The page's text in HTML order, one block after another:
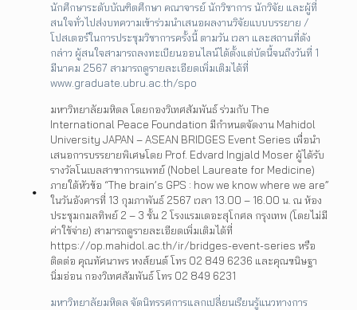
นักศึกษาระดับบัณฑิตศึกษา คณาจารย์ นักวิชาการ นักวิจัย และผู้ที่
สนใจทั่วไปส่งบทความเข้าร่วมนำเสนอผลงานวิจัยแบบบรรยาย /
โปสเตอร์ในการประชุมวิชาการครั้งนี้ ตามวัน เวลา และสถานที่ดัง
กล่าว ผู้สนใจสามารถลงทะเบียนออนไลน์ได้ตั้งแต่บัดนี้จนถึงวันที่ 1
มีนาคม 2567 สามารถดูรายละเอียดเพิ่มเติมได้ที่
www.graduate.ubru.ac.th/spo
มหาวิทยาลัยมหิดล โดยกองวิเทศสัมพันธ์ ร่วมกับ The
International Peace Foundation มีกำหนดจัดงาน Mahidol
University JAPAN – ASEAN BRIDGES Event Series เพื่อนำ
เสนอการบรรยายพิเศษโดย Prof. Edvard Ingjald Moser ผู้ได้รับ
รางวัลโนเบลสาขาการแพทย์ (Nobel Laureate for Medicine)
ภายใต้หัวข้อ “The brain’s GPS : how we know where we are”
ในวันอังคารที่ 13 กุมภาพันธ์ 2567 เวลา 13.00 – 16.00 น. ณ ห้อง
ประชุมกมลทิพย์ 2 – 3 ชั้น 2 โรงแรมเดอะสุโกศล กรุงเทพ (โดยไม่มี
ค่าใช้จ่าย) สามารถดูรายละเอียดเพิ่มเติมได้ที่
https://op.mahidol.ac.th/ir/bridges-event-series หรือ
ติดต่อ คุณทัศนาพร หงส์ยนต์ โทร 02 849 6236 และคุณขนิษฐา
นิ่มอ่อน กองวิเทศสัมพันธ์ โทร 02 849 6231
มหาวิทยาลัยมหิดล จัดนิทรรศการแลกเปลี่ยนเรียนรู้แนวทางการ